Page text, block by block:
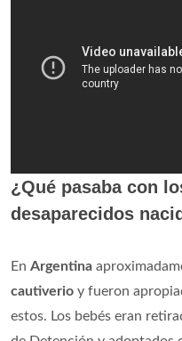
¿Qué pasaba con
desaparecidos
En Argentina
cautiverio y fueron
estos. Los bebés eran